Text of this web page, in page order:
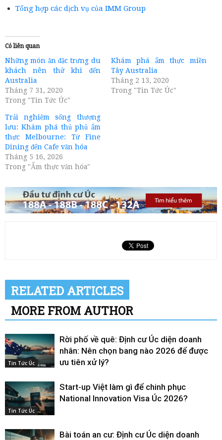
Tổng hợp các dịch vụ của IMM Group
Có liên quan
Những món ăn đặc trưng du
khách nên thử khi đến
Australia
Tháng 7 31, 2020
Trong "Tin Tức Úc"
Khám phá ẩm thực miền
Tây Australia
Tháng 2 13, 2020
Trong "Tin Tức Úc"
Trải nghiệm sống thượng
lưu: Khám phá thủ phủ ẩm
thực Melbourne: Từ Fine
Dining đến Cafe văn hóa
Tháng 5 16, 2026
Trong "Ẩm thực văn hóa"
RELATED ARTICLES
MORE FROM AUTHOR
Tin Tức Úc
Rời phố về quê: Định cư Úc diện doanh
nhân: Nên chọn bang nào 2026 để được
ưu tiên xử lý?
Tin Tức Úc
Start-up Việt làm gì để chinh phục
National Innovation Visa Úc 2026?
Bài toán an cư: Định cư Úc diện doanh